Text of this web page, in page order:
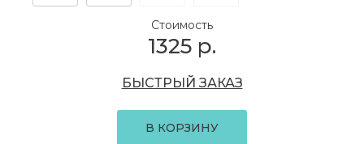
Стоимость
1325 р.
БЫСТРЫЙ ЗАКАЗ
В КОРЗИНУ